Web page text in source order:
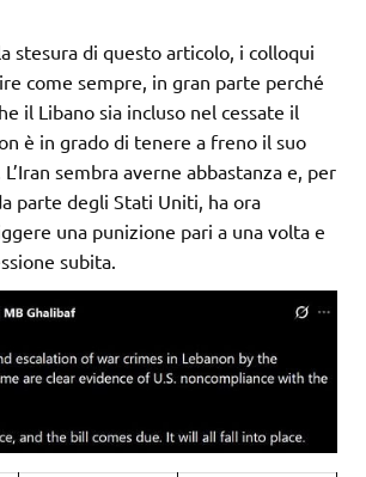
stesura di questo articolo, i colloqui
come sempre, in gran parte perché
il Libano sia incluso nel cessate il
è in grado di tenere a freno il suo
sembra averne abbastanza e, per
parte degli Stati Uniti, ha ora
una punizione pari a una volta e
subita.